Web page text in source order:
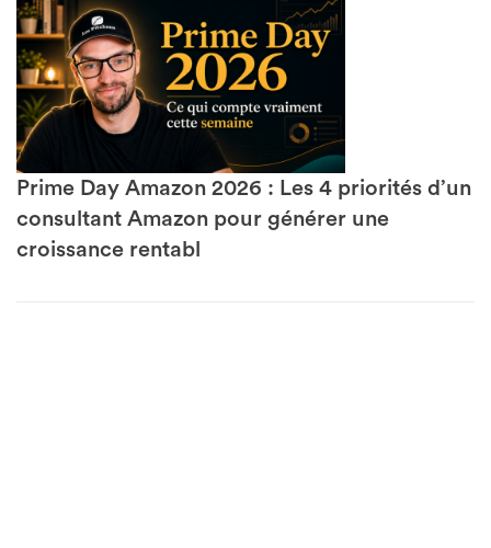
Prime Day Amazon 2026 : Les 4 priorités d’un
consultant Amazon pour générer une
croissance rentabl